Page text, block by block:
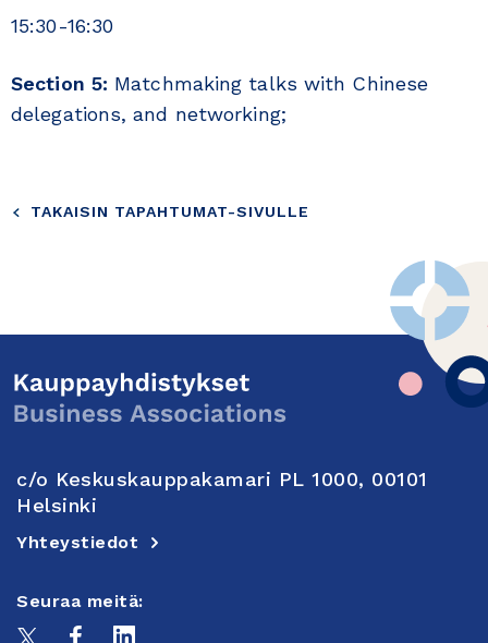
15:30-16:30
Section 5: Matchmaking talks with Chinese
delegations, and networking;
TAKAISIN TAPAHTUMAT-SIVULLE
c/o Keskuskauppakamari PL 1000, 00101
Helsinki
Yhteystiedot
Seuraa meitä: